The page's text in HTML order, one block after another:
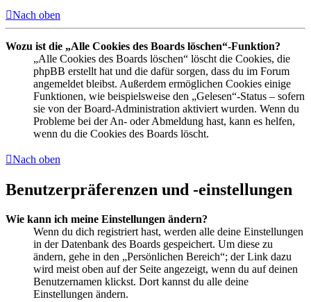
Nach oben
Wozu ist die „Alle Cookies des Boards löschen“-Funktion?
„Alle Cookies des Boards löschen“ löscht die Cookies, die
phpBB erstellt hat und die dafür sorgen, dass du im Forum
angemeldet bleibst. Außerdem ermöglichen Cookies einige
Funktionen, wie beispielsweise den „Gelesen“-Status – sofern
sie von der Board-Administration aktiviert wurden. Wenn du
Probleme bei der An- oder Abmeldung hast, kann es helfen,
wenn du die Cookies des Boards löscht.
Nach oben
Benutzerpräferenzen und -einstellungen
Wie kann ich meine Einstellungen ändern?
Wenn du dich registriert hast, werden alle deine Einstellungen
in der Datenbank des Boards gespeichert. Um diese zu
ändern, gehe in den „Persönlichen Bereich“; der Link dazu
wird meist oben auf der Seite angezeigt, wenn du auf deinen
Benutzernamen klickst. Dort kannst du alle deine
Einstellungen ändern.